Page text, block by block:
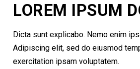
LOREM IPSUM
Dicta sunt explicabo. Nemo enim
Adipiscing elit, sed do eiusmod
exercitation ipsam voluptatem.